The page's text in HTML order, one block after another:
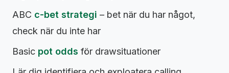
ABC c-bet strategi – bet när du har något,
check när du inte har
Basic pot odds för drawsituationer